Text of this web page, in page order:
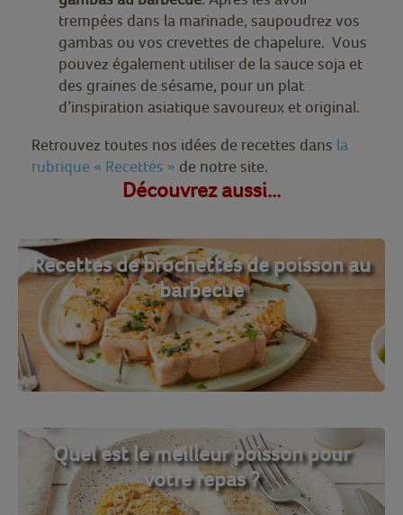
trempées dans la marinade, saupoudrez vos
gambas ou vos crevettes de chapelure. Vous
pouvez également utiliser de la sauce soja et
des graines de sésame, pour un plat
d’inspiration asiatique savoureux et original.
Retrouvez toutes nos idées de recettes dans la
rubrique « Recettes » de notre site.
Découvrez aussi...
Recettes de brochettes de poisson au
barbecue
Quel est le meilleur poisson pour
votre repas ?